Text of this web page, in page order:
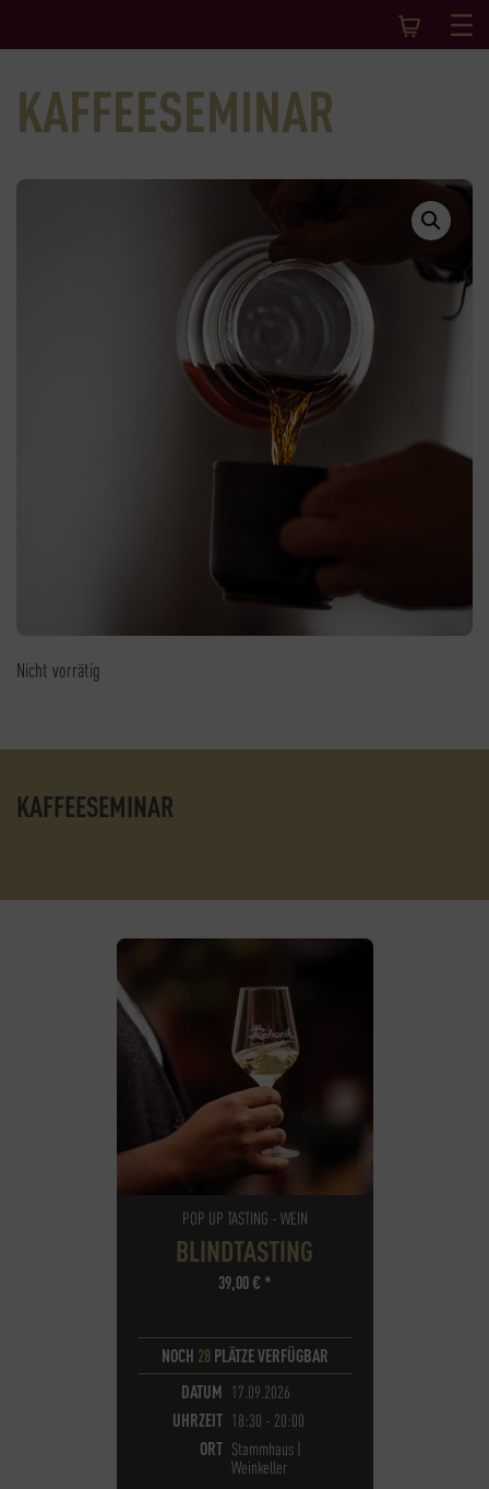
KAFFEESEMINAR
Nicht vorrätig
KAFFEESEMINAR
POP UP TASTING - WEIN
BLINDTASTING
39,00€ *
NOCH 28PLÄTZE VERFÜGBAR
DATUM 17.09.2026
UHRZEIT 18:30 - 20:00
ORT Stammhaus |
Weinkeller